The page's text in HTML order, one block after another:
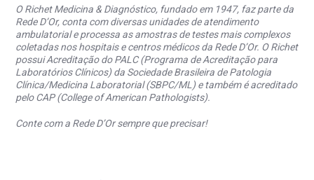
O Richet Medicina & Diagnóstico, fundado em 1947, faz parte da
Rede D’Or, conta com diversas unidades de atendimento
ambulatorial e processa as amostras de testes mais complexos
coletadas nos hospitais e centros médicos da Rede D’Or. O Richet
possui Acreditação do PALC (Programa de Acreditação para
Laboratórios Clínicos) da Sociedade Brasileira de Patologia
Clínica/Medicina Laboratorial (SBPC/ML) e também é acreditado
pelo CAP (College of American Pathologists).
Conte com a Rede D’Or sempre que precisar!